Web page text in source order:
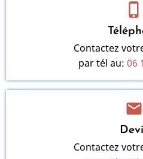
phone_iphone
Contactez
par tél au: 06
mail
Contactez